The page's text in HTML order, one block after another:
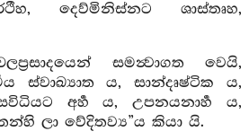
දෙව්මිනිස්නට ශාස්තෘහ,
සමන්‍වාගත වෙයි,
ස්වාඛ්‍යාත ය, සාන්දෘෂ්ටික ය,
අර්‍හ ය, උපනයනාර්‍හ ය,
ලා වේදිතව්‍ය”ය කියා යි.